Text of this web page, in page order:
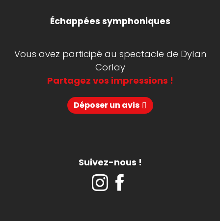
Échappées symphoniques
Vous avez participé au spectacle de Dylan
Corlay
Partagez vos impressions !
Déposer un avis
Suivez-nous !